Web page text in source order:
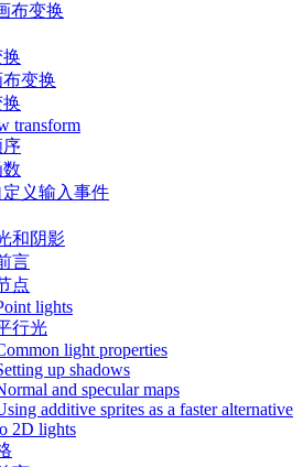
布变换
变换
transform
序
义输入事件
和阴影
言
点
lights
行光
light properties
up shadows
and specular maps
additive sprites as a faster alternative
2D lights